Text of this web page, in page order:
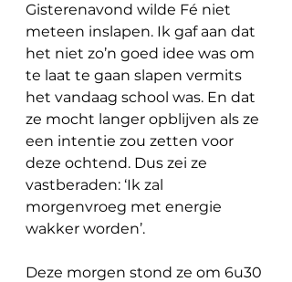
Gisterenavond wilde Fé niet
meteen inslapen. Ik gaf aan dat
het niet zo’n goed idee was om
te laat te gaan slapen vermits
het vandaag school was. En dat
ze mocht langer opblijven als ze
een intentie zou zetten voor
deze ochtend. Dus zei ze
vastberaden: ‘Ik zal
morgenvroeg met energie
wakker worden’.
Deze morgen stond ze om 6u30